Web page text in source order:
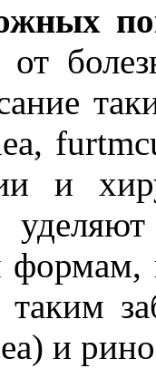
от
и
и